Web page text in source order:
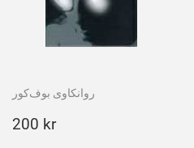
روانکاوی بوف‌کور
Ordinarie
200 kr200